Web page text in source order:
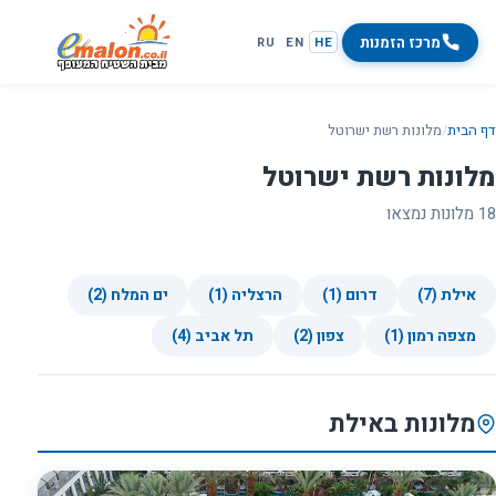
מרכז הזמנות HE
EN
RU
דף הבית/מלונות רשת ישרוטל
מלונות רשת ישרוטל
18 מלונות נמצאו
אילת (7) דרום (1) הרצליה (1)
ים המלח (2)
מצפה רמון (1)
צפון (2) תל אביב (4)
מלונות באילת